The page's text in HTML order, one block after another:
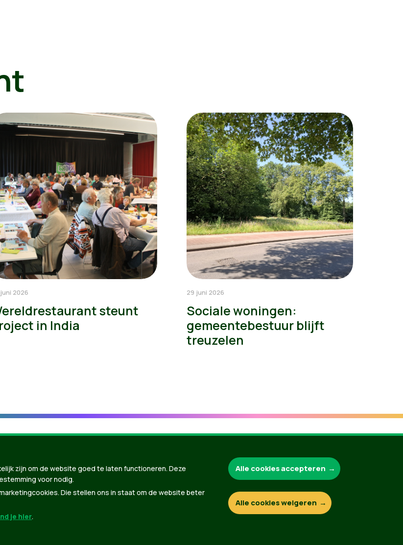
2026
steunt
in India
29 juni 2026
Sociale woningen:
gemeentebestuur blijft
treuzelen
Groen.be
door
zijn om de website goed te laten functioneren. Deze
voor nodig.
Die stellen ons in staat om de website beter
je hier.
Alle cookies accepteren
Alle cookies weigeren